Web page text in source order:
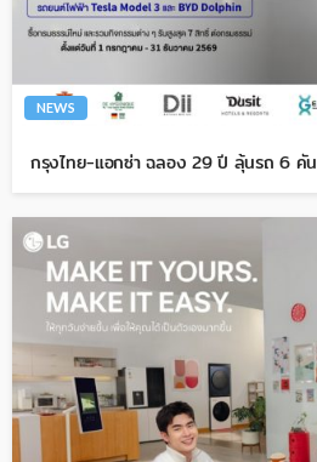
NEWS
กรุงไทย-แอกซ่า ฉลอง 29 ปี ลุ้นรถ 6 คัน